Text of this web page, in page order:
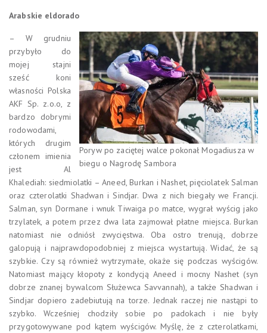
Arabskie eldorado
Poryw po zaciętej walce pokonał Mogadiusza w
biegu o Nagrodę Sambora
– W grudniu
przybyło do
mojej stajni
sześć koni
własności Polska
AKF Sp. z.o.o, z
bardzo dobrymi
rodowodami,
których drugim
członem imienia
jest Al
Khalediah: siedmiolatki – Aneed, Burkan i Nashet, pięciolatek Salman
oraz czterolatki Shadwan i Sindjar. Dwa z nich biegały we Francji.
Salman, syn Dormane i wnuk Tiwaiga po matce, wygrał wyścig jako
trzylatek, a potem przez dwa lata zajmował płatne miejsca. Burkan
natomiast nie odniósł zwycięstwa. Oba ostro trenują, dobrze
galopują i najprawdopodobniej z miejsca wystartują. Widać, że są
szybkie. Czy są również wytrzymałe, okaże się podczas wyścigów.
Natomiast mający kłopoty z kondycją Aneed i mocny Nashet (syn
dobrze znanej bywalcom Służewca Savvannah), a także Shadwan i
Sindjar dopiero zadebiutują na torze. Jednak raczej nie nastąpi to
szybko. Wcześniej chodziły sobie po padokach i nie były
przygotowywane pod kątem wyścigów. Myślę, że z czterolatkami,